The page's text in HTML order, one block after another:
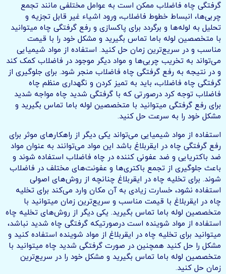
گرفتگی چاه فاضلاب ممکن است به عوامل مختلفی مانند تجمع
چربی‌ها، انبساط خطوط فاضلاب، ورود اشیاء غیر قابل تجزیه و
تحلیل به لوله‌ها و برگردد برای پاکسازی و رفع گرفتگی چاه میتوانید
با متخصصین لوله باما تماس بگیرید و مشکل خود را با قیمت
مناسب و در سریع‌ترین زمان حل کنید. استفاده از مواد شیمیایی
می‌تواند به تخریب چربی‌ها و مواد دیگر موجود در فاضلاب کمک کند
و در نتیجه به رفع گرفتگی چاه فاضلاب منجر شود. برای جلوگیری از
گرفتگی چاه فاضلاب، باید به تمیز کردن و نگهداری منظم چاه
فاضلاب توجه کرد درصورتی که با گرفتگی شدید چاه مواجه شدید
برای رفع گرفتگی میتوانید با متخصصین لوله باما تماس بگیرید و
مشکل خود را به سرعت حل کنید.
استفاده از مواد شیمیایی می‌تواند یکی دیگر از راهکارهای موثر برای
رفع گرفتگی چاه در ایقربلاغ باشد این مواد می‌توانند به عنوان مواد
ضد باکتریایی و ضد عفونی کننده در چاه فاضلاب استفاده شوند و
باعث جلوگیری از تجمع باکتری‌ها و عفونت‌های مختلف در فاضلاب
شوند. برای تخلیه چاه در ایقربلاغ چنانچه از روش‌های اصولی
استفاده نشود، خسارت زیادی به آن مکان وارد می‌کند برای تخلیه
چاه در ایقربلاغ با قیمت مناسب و سریع‌ترین زمان میتوانید با
متخصصین لوله باما تماس بگیرید. یکی دیگر از روش‌های تخلیه چاه
استفاده از مواد شوینده است درصورتیکه گرفتگی چاه شدید نباشد،
میتوانید برای تخلیه چاه در ایقربلاغ از مواد شوینده استفاده کنید و
مشکل را حل کنید همچنین در صورت گرفتگی شدید چاه میتوانید با
متخصصین لوله باما تماس بگیرید و مشکل خود را در سریع‌ترین
زمان حل کنید.